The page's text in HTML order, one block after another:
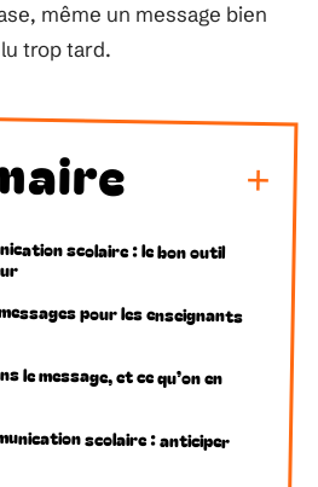
même un message bien
trop tard.
scolaire : le bon outil
pour les enseignants
le message, et ce qu’on en
scolaire : anticiper